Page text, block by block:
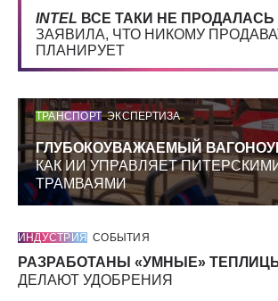
INTEL ВСЕ ТАКИ НЕ ПРОДАЛАСЬ
ЗАЯВИЛА, ЧТО НИКОМУ
ПЛАНИРУЕТ
ТРАНСПОРТ ЭКСПЕРТИЗА
ГЛУБОКОУВАЖАЕМЫЙ
КАК ИИ УПРАВЛЯЕТ
ТРАМВАЯМИ
ИНДУСТРИЯ СОБЫТИЯ
РАЗРАБОТАНЫ «УМНЫЕ»
ДЕЛАЮТ УДОБРЕНИЯ